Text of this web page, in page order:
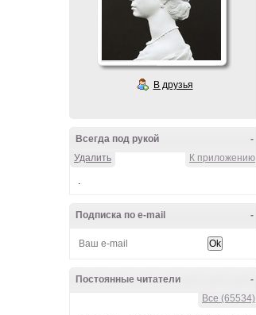
В друзья
-
Всегда под рукой
К приложению
Удалить
.
-
Подписка по e-mail
-
Постоянные читатели
Все (65534)